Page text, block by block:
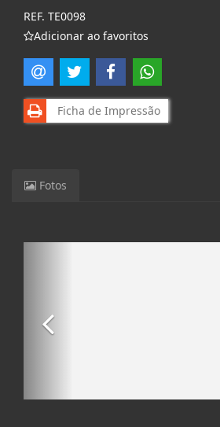
REF. TE0098
Adicionar ao favoritos
Ficha de Impressão
Fotos